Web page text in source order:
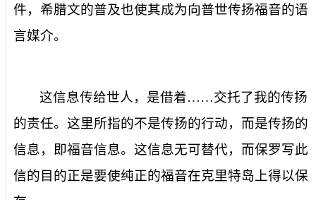
件，希腊文的普及也使其成为向普世传扬福音的语
言媒介。
这信息传给世人，是借着……交托了我的传扬
的责任。这里所指的不是传扬的行动，而是传扬的
信息，即福音信息。这信息无可替代，而保罗写此
信的目的正是要使纯正的福音在克里特岛上得以保